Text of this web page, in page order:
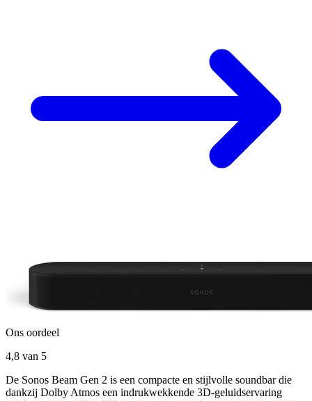
Ons oordeel
4,8 van 5
De Sonos Beam Gen 2 is een compacte en stijlvolle soundbar die
dankzij Dolby Atmos een indrukwekkende 3D-geluidservaring